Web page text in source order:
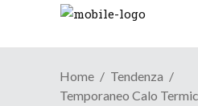
Home
Tendenza
Temporaneo Calo